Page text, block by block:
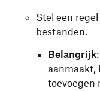
Stel een
bestanden.
Belangrijk
aanmaakt,
toevoegen